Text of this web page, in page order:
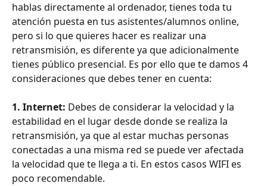
hablas directamente al ordenador, tienes toda tu
atención puesta en tus asistentes/alumnos online,
pero si lo que quieres hacer es realizar una
retransmisión, es diferente ya que adicionalmente
tienes público presencial. Es por ello que te damos 4
consideraciones que debes tener en cuenta:
1. Internet: Debes de considerar la velocidad y la
estabilidad en el lugar desde donde se realiza la
retransmisión, ya que al estar muchas personas
conectadas a una misma red se puede ver afectada
la velocidad que te llega a ti. En estos casos WIFI es
poco recomendable.